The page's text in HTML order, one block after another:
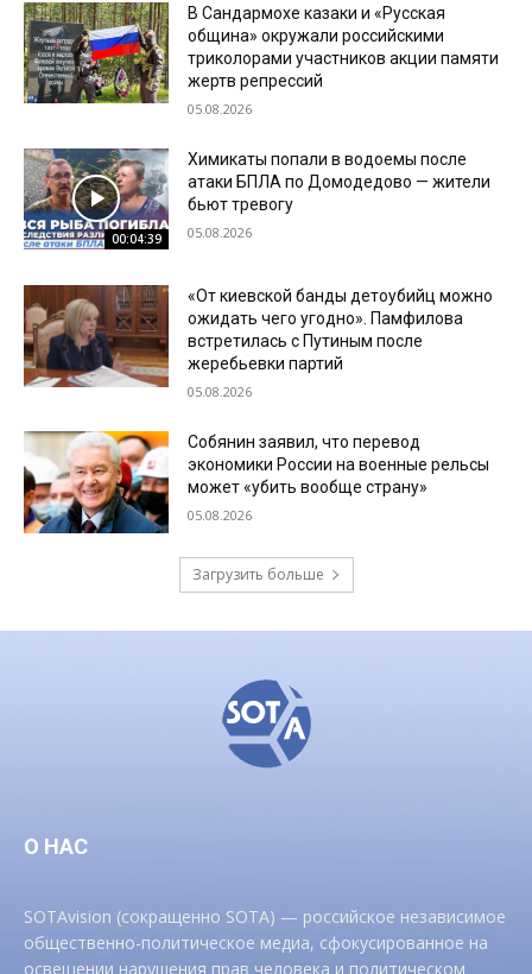
В Сандармохе казаки и «Русская
община» окружали российскими
триколорами участников акции памяти
жертв репрессий
05.08.2026
00:04:39
Химикаты попали в водоемы после
атаки БПЛА по Домодедово — жители
бьют тревогу
05.08.2026
«От киевской банды детоубийц можно
ожидать чего угодно». Памфилова
встретилась с Путиным после
жеребьевки партий
05.08.2026
Собянин заявил, что перевод
экономики России на военные рельсы
может «убить вообще страну»
05.08.2026
Загрузить больше
О НАС
SOTAvision (сокращенно SOTA) — российское независимое
общественно-политическое медиа, сфокусированное на
освещении нарушения прав человека и политическом